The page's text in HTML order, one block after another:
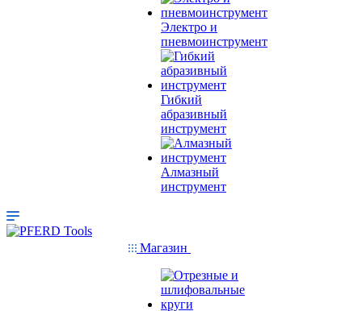
Электро и
пневмоинструмент
Гибкий
абразивный
инструмент
Алмазный
инструмент
Магазин